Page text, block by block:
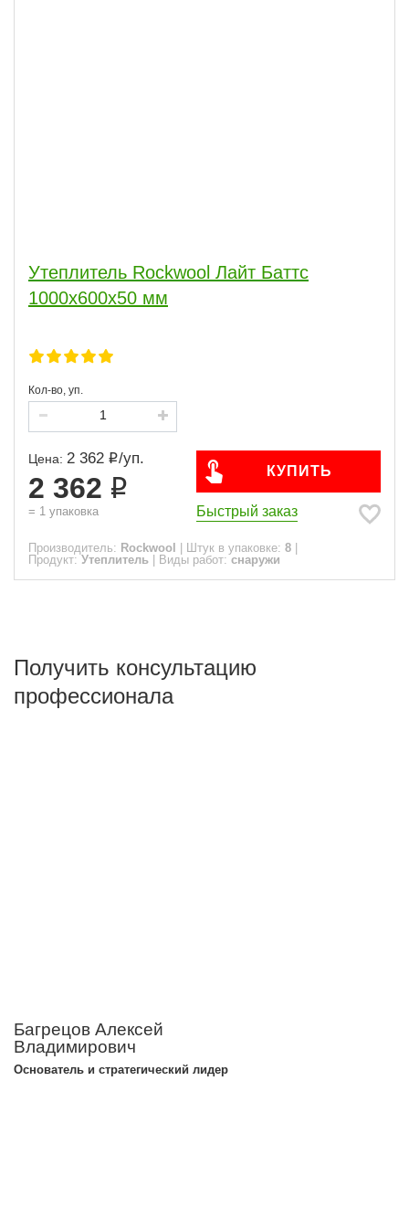
Утеплитель Rockwool Лайт Баттс
1000х600х50 мм
Кол-во, уп.
Цена: 2 362 /уп.
2 362
= 1 упаковка
КУПИТЬ
Быстрый заказ
Производитель: Rockwool Штук в упаковке: 8
Продукт: Утеплитель Виды работ: снаружи
Получить консультацию
профессионала
Багрецов Алексей
Владимирович
Основатель и стратегический лидер